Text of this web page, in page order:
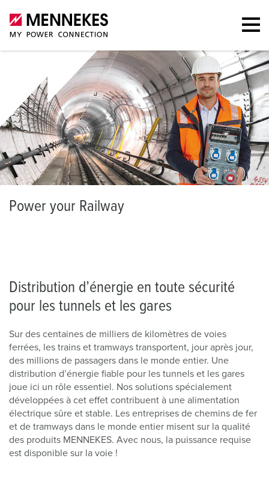
Power your Railway
Distribution d’énergie en toute sécurité
pour les tunnels et les gares
Sur des centaines de milliers de kilomètres de voies
ferrées, les trains et tramways transportent, jour après jour,
des millions de passagers dans le monde entier. Une
distribution d’énergie fiable pour les tunnels et les gares
joue ici un rôle essentiel. Nos solutions spécialement
développées à cet effet contribuent à une alimentation
électrique sûre et stable. Les entreprises de chemins de fer
et de tramways dans le monde entier misent sur la qualité
des produits MENNEKES. Avec nous, la puissance requise
est disponible sur la voie !